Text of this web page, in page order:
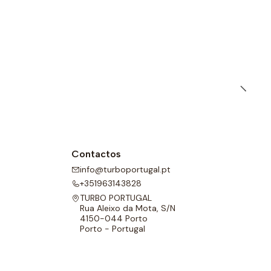
Contactos
info@turboportugal.pt
+351963143828
TURBO PORTUGAL
Rua Aleixo da Mota, S/N
4150-044 Porto
Porto - Portugal